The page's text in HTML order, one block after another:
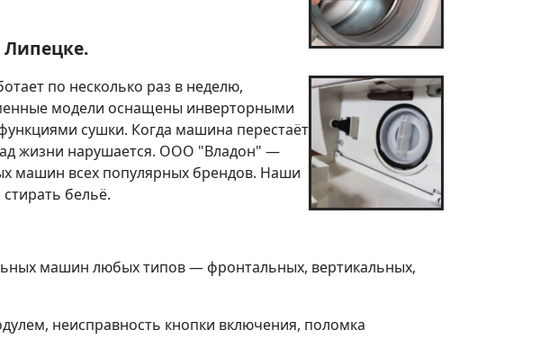
Липецке.
по несколько раз в неделю,
модели оснащены инверторными
сушки. Когда машина перестаёт
жизни нарушается. ООО "Владон" —
машин всех популярных брендов. Наши
бельё.
машин любых типов — фронтальных, вертикальных,
неисправность кнопки включения, поломка